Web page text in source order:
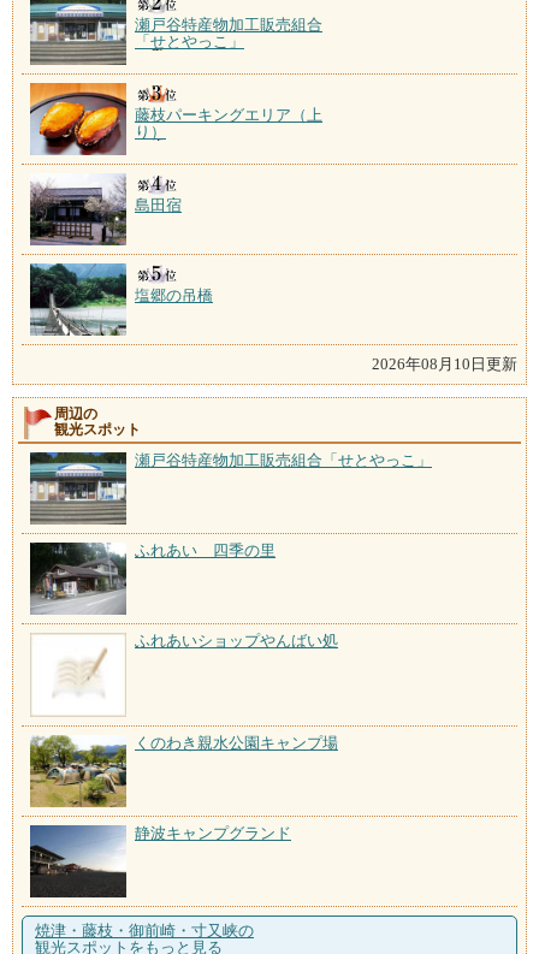
瀬戸谷特産物加工販売組合
「せとやっこ」
藤枝パーキングエリア（上
り）
島田宿
塩郷の吊橋
2026年08月10日更新
周辺の
観光スポット
瀬戸谷特産物加工販売組合「せとやっこ」
ふれあい 四季の里
ふれあいショップやんばい処
くのわき親水公園キャンプ場
静波キャンプグランド
焼津・藤枝・御前崎・寸又峡の
観光スポットをもっと見る